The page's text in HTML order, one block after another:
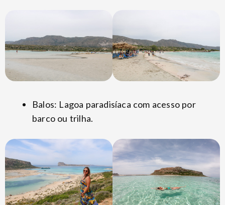
Balos: Lagoa paradisíaca com acesso por
barco ou trilha.